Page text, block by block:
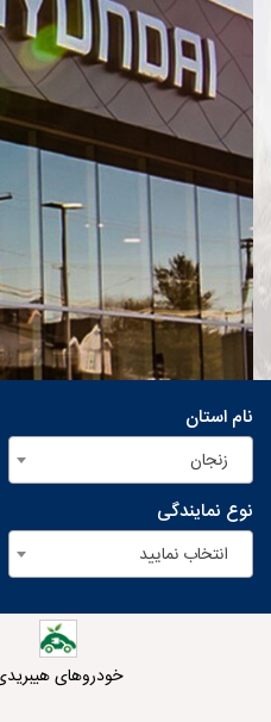
نام استان
زنجان
نوع نمایندگی
انتخاب نمایید
خودروهای